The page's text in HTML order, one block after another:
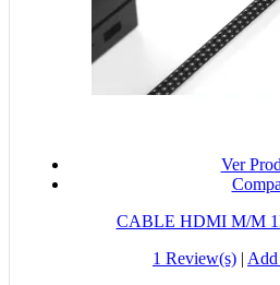
Ver
CABLE HDMI M/M
1 Review(s) |